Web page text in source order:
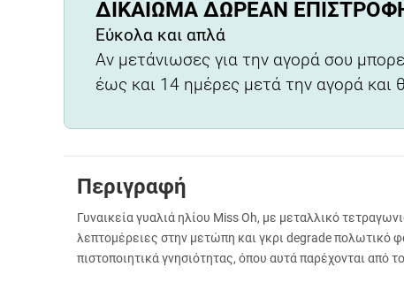
ΔΙΚΑΊΩΜΑ ΔΩΡΕΆΝ
Εύκολα και απλά
Αν μετάνιωσες για την αγορά σου
έως και 14 ημέρες μετά την αγορά και
Περιγραφή
Γυναικεία γυαλιά ηλίου Miss Oh, με μεταλλικό
λεπτομέρειες στην μετώπη και γκρι degrade πολωτικό
πιστοποιητικά γνησιότητας, όπου αυτά παρέχονται από